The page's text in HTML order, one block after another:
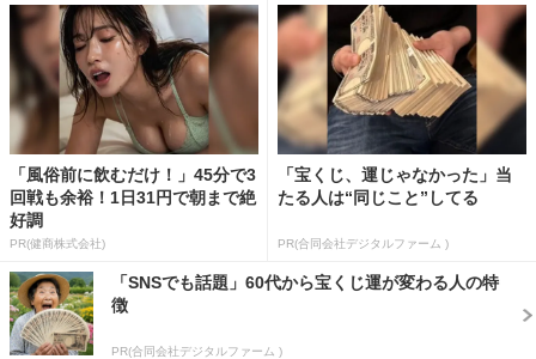
「風俗前に飲むだけ！」45分で3
回戦も余裕！1日31円で朝まで絶
好調
PR(健商株式会社)
「宝くじ、運じゃなかった」当
たる人は“同じこと”してる
PR(合同会社デジタルファーム )
「SNSでも話題」60代から宝くじ運が変わる人の特
徴
PR(合同会社デジタルファーム )